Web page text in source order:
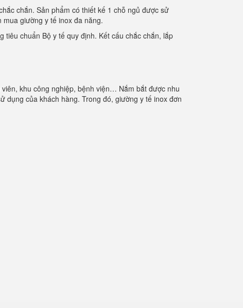
chắn. Sản phẩm có thiết kế 1 chỗ ngủ được sử
giường y tế inox đa năng.
chuẩn Bộ y tế quy định. Kết cấu chắc chắn, lắp
khu công nghiệp, bệnh viện… Nắm bắt được nhu
dụng của khách hàng. Trong đó, giường y tế inox đơn